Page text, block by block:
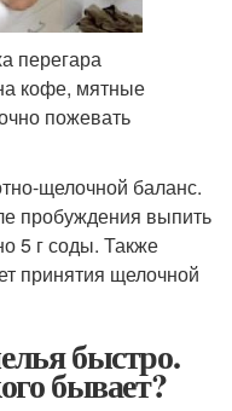
перегара
кофе, мятные
пожевать
щелочной баланс.
пробуждения выпить
5 г соды. Также
принятия щелочной
быстро.
бывает?